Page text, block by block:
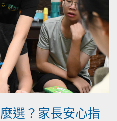
選？家長安心指